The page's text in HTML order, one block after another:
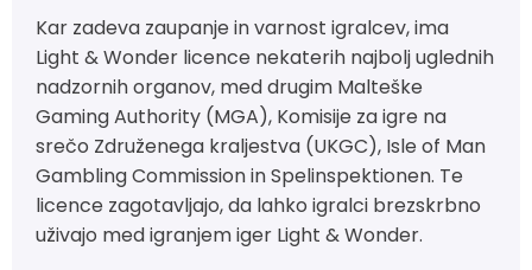
Kar zadeva zaupanje in varnost igralcev, ima
Light & Wonder licence nekaterih najbolj uglednih
nadzornih organov, med drugim Malteške
Gaming Authority (MGA), Komisije za igre na
srečo Združenega kraljestva (UKGC), Isle of Man
Gambling Commission in Spelinspektionen. Te
licence zagotavljajo, da lahko igralci brezskrbno
uživajo med igranjem iger Light & Wonder.